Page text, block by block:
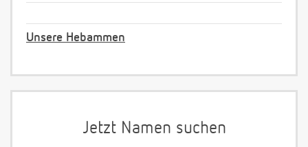
Unsere Hebammen
Jetzt Namen suchen